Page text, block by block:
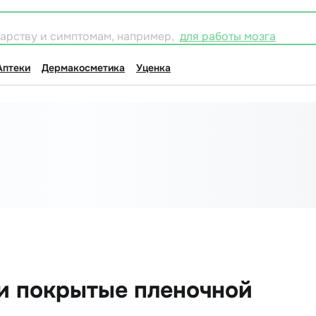
и симптомам, например, для работы мозга
Дермакосметика Уценка
покрытые пленочной